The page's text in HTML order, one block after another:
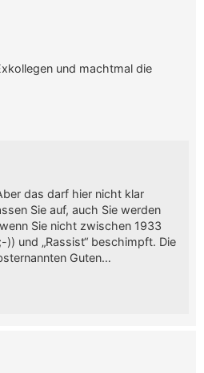
und machtmal die
das darf hier nicht klar
Sie auf, auch Sie werden
Sie nicht zwischen 1933
und „Rassist“ beschimpft. Die
Guten…